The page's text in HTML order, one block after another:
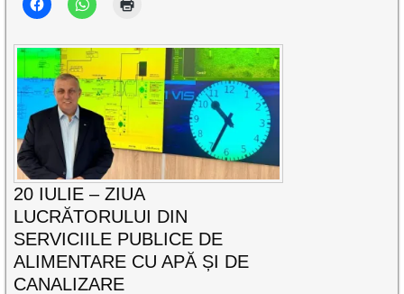
20 IULIE – ZIUA
LUCRĂTORULUI DIN
SERVICIILE PUBLICE DE
ALIMENTARE CU APĂ ȘI DE
CANALIZARE